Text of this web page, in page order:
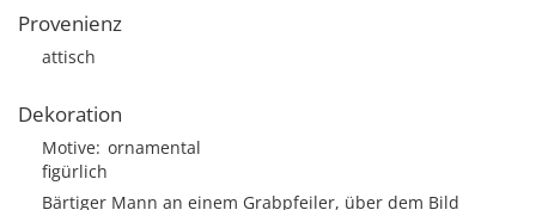
Provenienz
attisch
Dekoration
Motive ornamental
figürlich
Bärtiger Mann an einem Grabpfeiler, über dem Bild